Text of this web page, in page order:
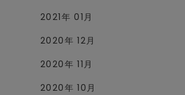
2021年 01月
2020年 12月
2020年 11月
2020年 10月